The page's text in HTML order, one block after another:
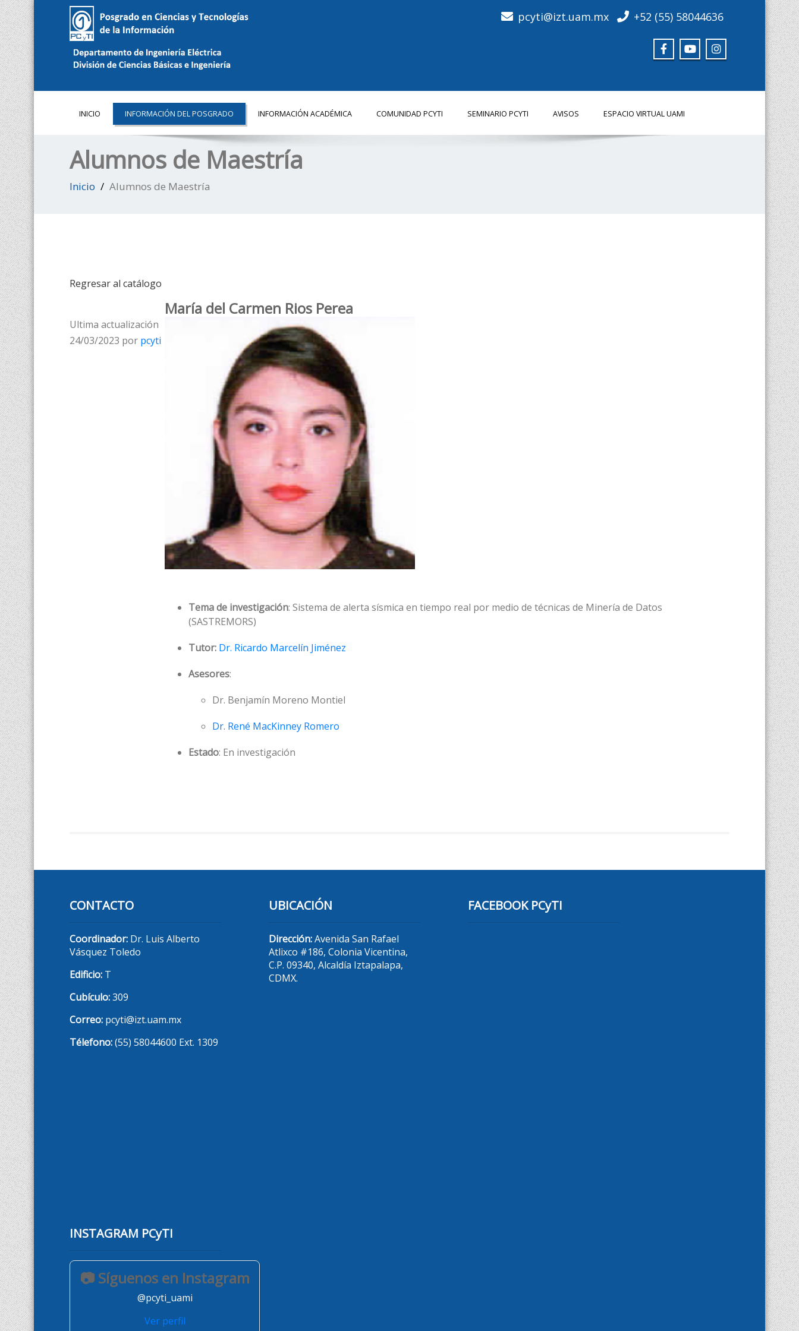
pcyti@izt.uam.mx +52 (55) 58044636
INICIO INFORMACIÓN DEL POSGRADO INFORMACIÓN ACADÉMICA COMUNIDAD PCYTI SEMINARIO PCYTI AVISOS ESPACIO VIRTUAL UAMI
Alumnos de Maestría
Inicio Alumnos de Maestría
Regresar al catálogo
María del Carmen Rios Perea
Tema de investigación: Sistema de alerta sísmica en tiempo real por medio de técnicas de Minería de Datos
(SASTREMORS)
Tutor: Dr. Ricardo Marcelí­n Jiménez
Asesores:
Dr. Benjamí­n Moreno Montiel
Dr. René MacKinney Romero
Estado: En investigación
Ultima actualización
24/03/2023 por pcyti
CONTACTO
Coordinador: Dr. Luis Alberto
Vásquez Toledo
Edificio: T
Cubículo:309
Correo: pcyti@izt.uam.mx
Télefono:(55) 58044600 Ext. 1309
UBICACIÓN
Dirección:Avenida San Rafael
Atlixco #186, Colonia Vicentina,
C.P. 09340, Alcaldía Iztapalapa,
CDMX.
FACEBOOK PCyTI
INSTAGRAM PCyTI
📷 Síguenos en Instagram
@pcyti_uami
Ver perfil